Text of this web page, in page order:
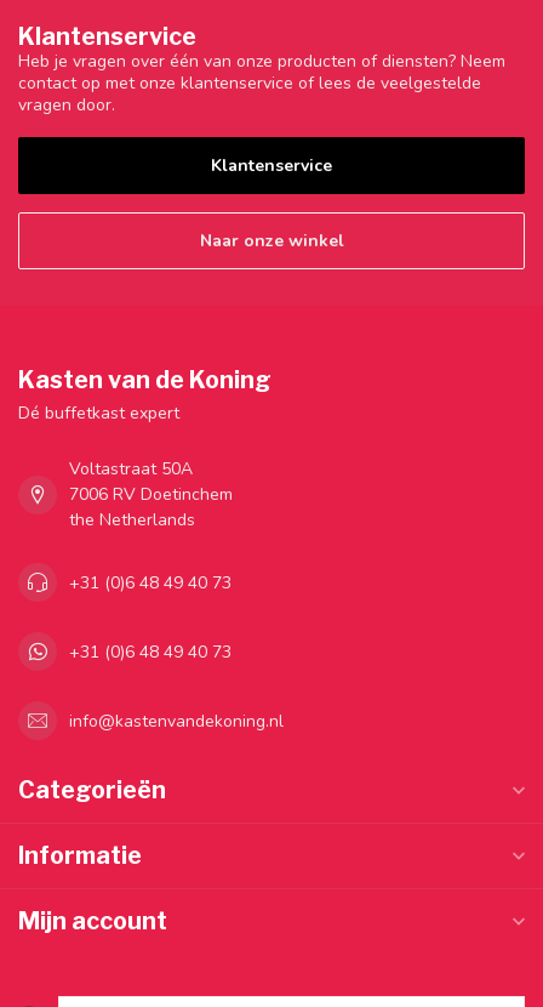
Klantenservice
Heb je vragen over één van onze producten of diensten? Neem
contact op met onze klantenservice of lees de veelgestelde
vragen door.
Klantenservice
Naar onze winkel
Kasten van de Koning
Dé buffetkast expert
Voltastraat 50A
7006 RV Doetinchem
the Netherlands
+31 (0)6 48 49 40 73
+31 (0)6 48 49 40 73
info@kastenvandekoning.nl
Categorieën
Informatie
Mijn account